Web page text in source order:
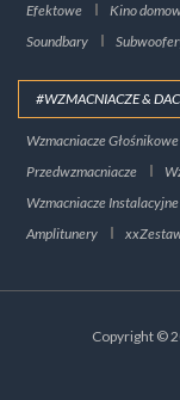
Efektowe Kino
Soundbary
#WZMACNIACZE & DAC
Wzmacniacze Głośnikowe
Przedwzmacniacze
Wzmacniacze Instalacyjne
Amplitunery
Copyright ©